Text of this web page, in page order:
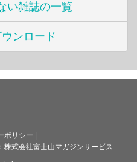
い雑誌の一覧
ンロード
ポリシー |
株式会社富士山マガジンサービス